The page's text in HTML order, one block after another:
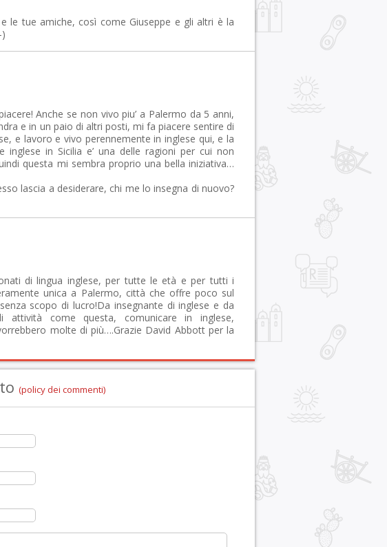
le tue amiche, così come Giuseppe e gli altri è la
Anche se non vivo piu’ a Palermo da 5 anni,
e in un paio di altri posti, mi fa piacere sentire di
e lavoro e vivo perennemente in inglese qui, e la
inglese in Sicilia e’ una delle ragioni per cui non
questa mi sembra proprio una bella iniziativa…
lascia a desiderare, chi me lo insegna di nuovo?
di lingua inglese, per tutte le età e per tutti i
unica a Palermo, città che offre poco sul
scopo di lucro!Da insegnante di inglese e da
attività come questa, comunicare in inglese,
molte di più….Grazie David Abbott per la
(policy dei commenti)